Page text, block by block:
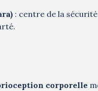
: centre de la
corporelle